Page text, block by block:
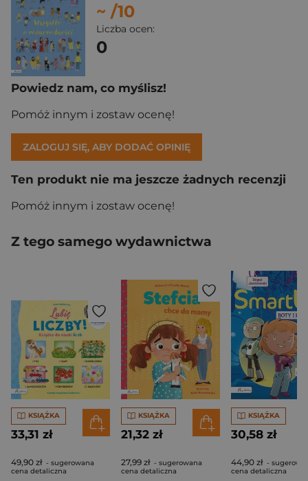
~ /10
Liczba ocen:
0
Powiedz nam, co myślisz!
Pomóż innym i zostaw ocenę!
ZALOGUJ SIĘ, ABY DODAĆ OPINIĘ
Ten produkt nie ma jeszcze żadnych recenzji
Pomóż innym i zostaw ocenę!
Z tego samego wydawnictwa
KSIĄŻKA
33,31 zł
49,90 zł - sugerowana
cena detaliczna
KSIĄŻKA
21,32 zł
27,99 zł - sugerowana
cena detaliczna
KSIĄŻKA
30,58 zł
44,90 zł -
cena detaliczna